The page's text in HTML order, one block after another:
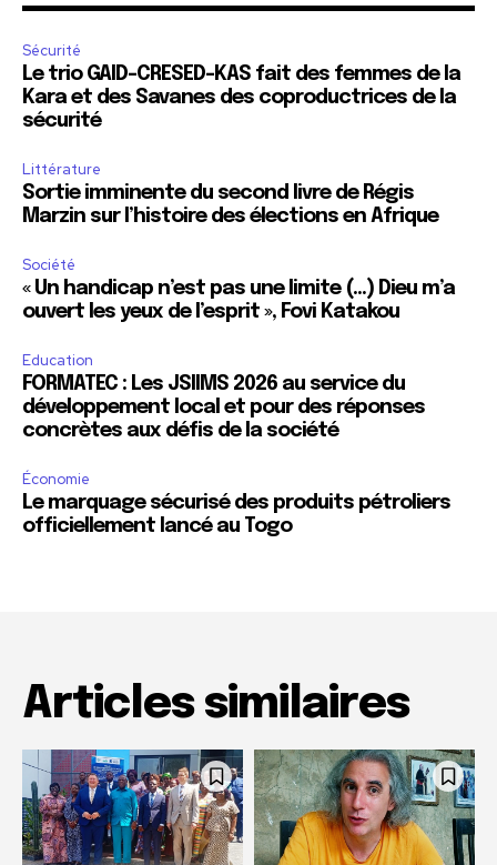
Sécurité
Le trio GAID-CRESED-KAS fait des femmes de la
Kara et des Savanes des coproductrices de la
sécurité
Littérature
Sortie imminente du second livre de Régis
Marzin sur l’histoire des élections en Afrique
Société
« Un handicap n’est pas une limite (…) Dieu m’a
ouvert les yeux de l’esprit », Fovi Katakou
Education
FORMATEC : Les JSIIMS 2026 au service du
développement local et pour des réponses
concrètes aux défis de la société
Économie
Le marquage sécurisé des produits pétroliers
officiellement lancé au Togo
Articles similaires